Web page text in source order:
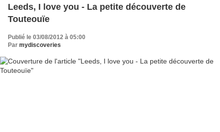
Leeds, I love you - La petite découverte de
Touteouïe
Publié le 03/08/2012 à 05:00
Par mydiscoveries